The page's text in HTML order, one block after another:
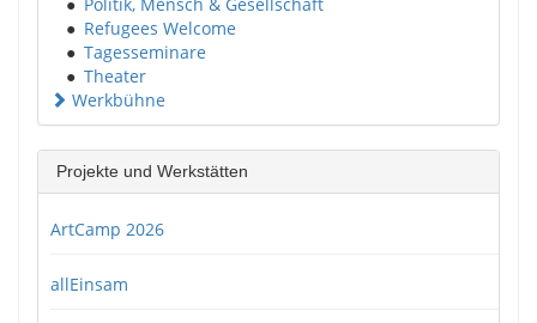
● Refugees Welcome
● Tagesseminare
● Theater
Werkbühne
Projekte und Werkstätten
ArtCamp 2026
allEinsam